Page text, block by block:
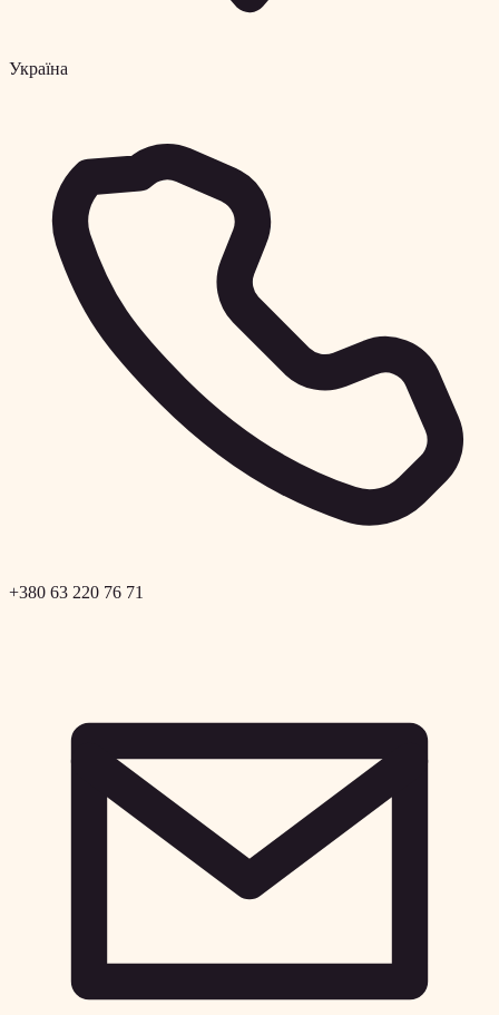
Україна
+380 63 220 76 71